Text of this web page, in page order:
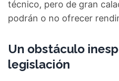
técnico, pero de gran
podrán o no ofrecer
Un obstáculo
legislación